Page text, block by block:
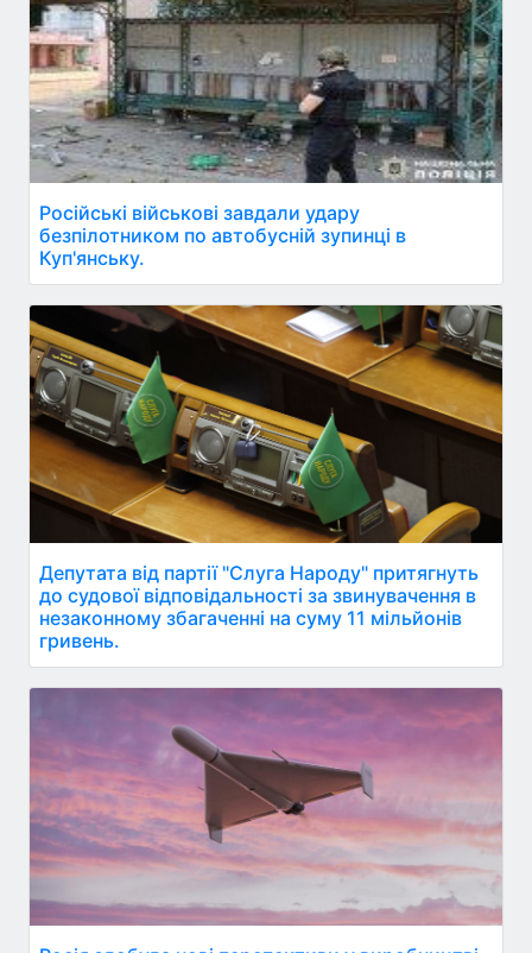
Російські військові завдали удару
безпілотником по автобусній зупинці в
Куп'янську.
Депутата від партії "Слуга Народу" притягнуть
до судової відповідальності за звинувачення в
незаконному збагаченні на суму 11 мільйонів
гривень.